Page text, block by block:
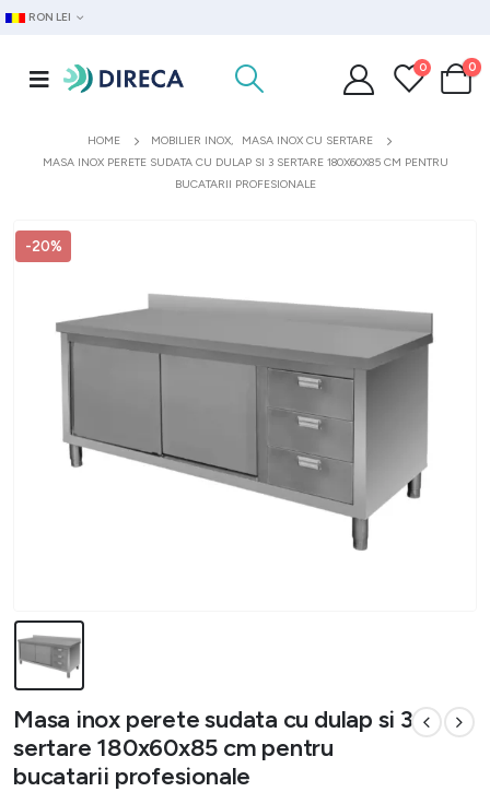
RON LEI
0 0
HOME MOBILIER INOX,
MASA INOX CU SERTARE
MASA INOX PERETE SUDATA CU DULAP SI 3 SERTARE 180X60X85 CM PENTRU
BUCATARII PROFESIONALE
-20%
Masa inox perete sudata cu dulap si 3
sertare 180x60x85 cm pentru
bucatarii profesionale